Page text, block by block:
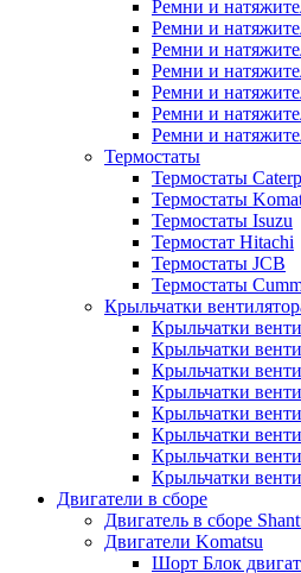
Ремни и
Ремни и
Ремни и
Ремни и
Ремни и
Ремни и
Ремни и
Термостаты
Термостаты
Термостаты
Термостаты Isuzu
Термостат Hitachi
Термостаты JCB
Термостаты
Крыльчатки
Крыльчатки
Крыльчатки
Крыльчатки
Крыльчатки
Крыльчатки
Крыльчатки
Крыльчатки
Крыльчатки
Двигатели в сборе
Двигатель в сборе
Двигатели Komatsu
Шорт Блок